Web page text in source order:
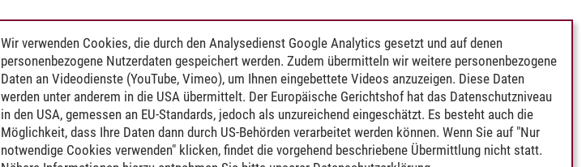
Wir verwenden Cookies, die durch den Analysedienst Google Analytics gesetzt und auf denen
personenbezogene Nutzerdaten gespeichert werden. Zudem übermitteln wir weitere personenbezogene
Daten an Videodienste (YouTube, Vimeo), um Ihnen eingebettete Videos anzuzeigen. Diese Daten
werden unter anderem in die USA übermittelt. Der Europäische Gerichtshof hat das Datenschutzniveau
in den USA, gemessen an EU-Standards, jedoch als unzureichend eingeschätzt. Es besteht auch die
Möglichkeit, dass Ihre Daten dann durch US-Behörden verarbeitet werden können. Wenn Sie auf "Nur
notwendige Cookies verwenden" klicken, findet die vorgehend beschriebene Übermittlung nicht statt.